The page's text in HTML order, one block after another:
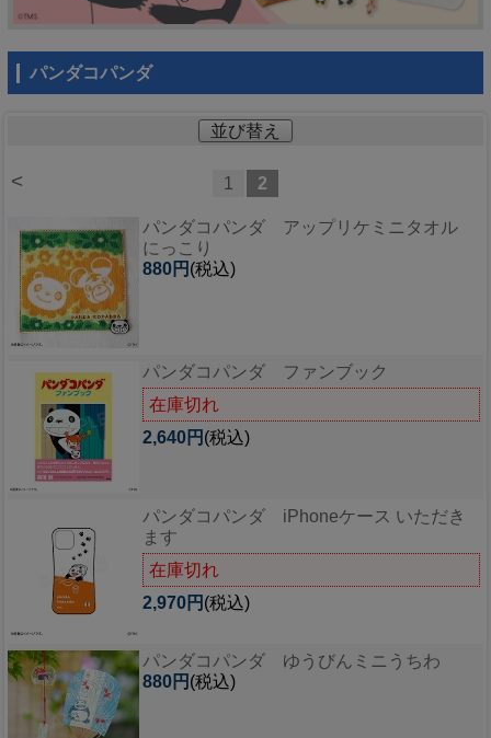
パンダコパンダ
並び替え
< 1 2
パンダコパンダ アップリケミニタオル
にっこり
880円 (税込)
パンダコパンダ ファンブック
在庫切れ
2,640円 (税込)
パンダコパンダ iPhoneケース いただき
ます
在庫切れ
2,970円 (税込)
パンダコパンダ ゆうびんミニうちわ
880円 (税込)